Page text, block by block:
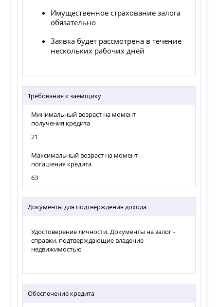
Имущественное страхование залога
обязательно
Заявка будет рассмотрена в течение
нескольких рабочих дней
Требования к заемщику
Минимальный возраст на момент
получения кредита
21
Максимальный возраст на момент
погашения кредита
63
Документы для подтверждения дохода
Удостоверение личности. Документы на залог -
справки, подтверждающие владение
недвижимостью
Обеспечение кредита